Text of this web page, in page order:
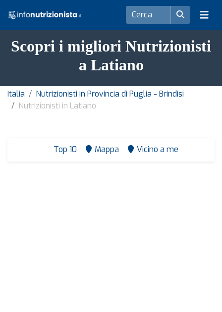
Scopri i migliori Nutrizionisti
a Latiano
Italia
Nutrizionisti in Provincia di Puglia - Brindisi
Nutrizionisti in Latiano
Top 10 Mappa Vicino a me